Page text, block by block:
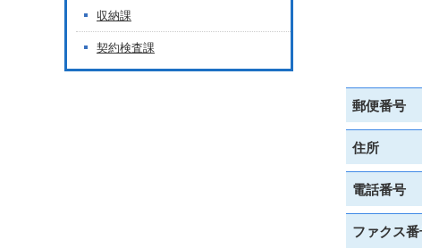
郵便番号
住所
電話番号
ファクス番
収納課
契約検査課